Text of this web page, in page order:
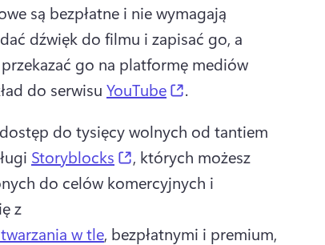
są bezpłatne i nie wymagają
dźwięk do filmu i zapisać go, a
go na platformę mediów
do serwisu YouTube (opens in a new tab)
.
do tysięcy wolnych od tantiem
Storyblocks (opens in a new tab)
, których możesz
do celów komercyjnych i
z
w tle, bezpłatnymi i premium,